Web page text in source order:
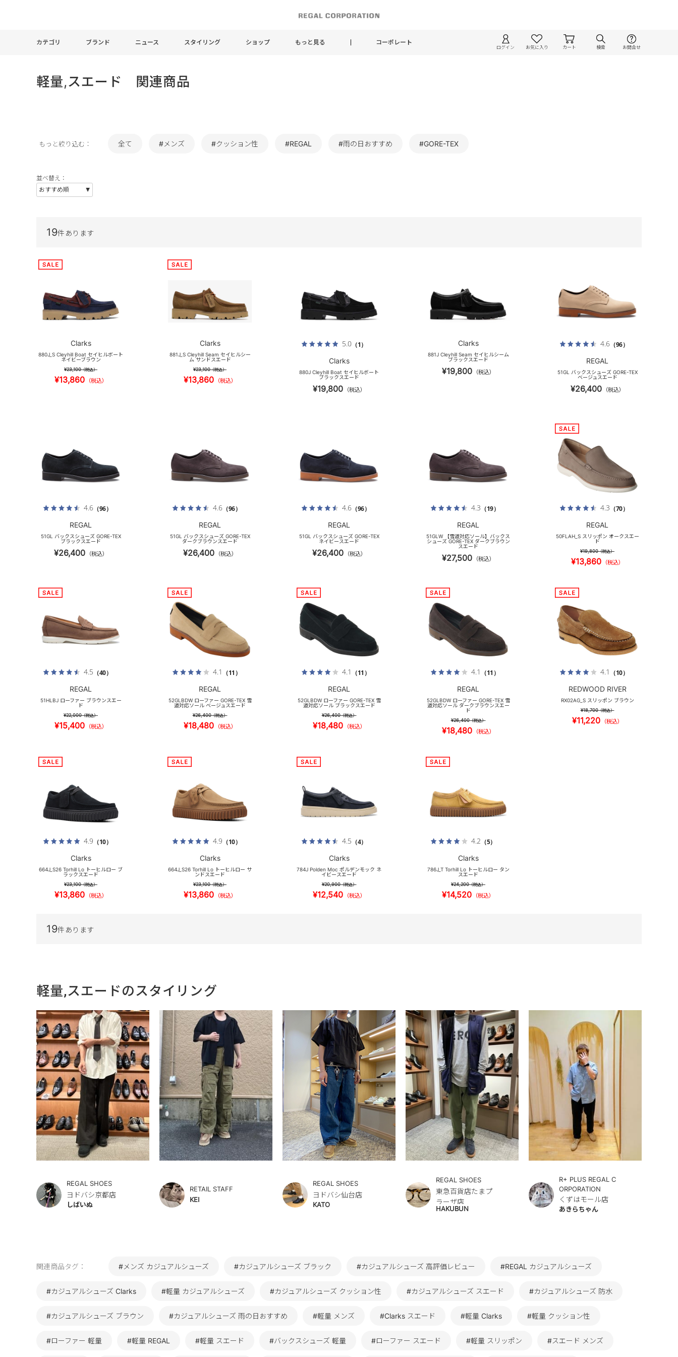
カテゴリ ブランド ニュース スタイリング ショップ もっと見る コーポレート
ログイン お気に入り カート 検索 お問合せ
軽量,スエード 関連商品
もっと絞り込む： 全て #メンズ #クッション性 #REGAL #雨の日おすすめ #GORE-TEX
並べ替え：
19件あります
Clarks
880J_S Cleyhill Boat セイヒルボート
ネイビーブラウン
¥23,100（税込）
¥13,860 （税込）
Clarks
881J_S Cleyhill Seam セイヒルシー
ム サンドスエード
¥23,100（税込）
¥13,860 （税込）
5.0（1）
Clarks
880J Cleyhill Boat セイヒルボート
ブラックスエード
¥19,800 （税込）
Clarks
881J Cleyhill Seam セイヒルシーム
ブラックスエード
¥19,800 （税込）
4.6（96）
REGAL
51GL バックスシューズ GORE-TEX
ベージュスエード
¥26,400 （税込）
4.6（96）
REGAL
51GL バックスシューズ GORE-TEX
ブラックスエード
¥26,400 （税込）
4.6（96）
REGAL
51GL バックスシューズ GORE-TEX
ダークブラウンスエード
¥26,400 （税込）
4.6（96）
REGAL
51GL バックスシューズ GORE-TEX
ネイビースエード
¥26,400 （税込）
4.3 （19）
REGAL
51GLW 【雪道対応ソール】バックス
シューズ GORE-TEX ダークブラウン
スエード
¥27,500 （税込）
4.3 （70）
REGAL
50FLAH_S スリッポン オークスエー
ド
¥19,800（税込）
¥13,860 （税込）
4.5 （40）
REGAL
51HLBJ ローファー ブラウンスエー
ド
¥22,000（税込）
¥15,400 （税込）
4.1 （11）
REGAL
52GLBDW ローファー GORE-TEX 雪
道対応ソール ベージュスエード
¥26,400（税込）
¥18,480 （税込）
4.1 （11）
REGAL
52GLBDW ローファー GORE-TEX 雪
道対応ソール ブラックスエード
¥26,400（税込）
¥18,480 （税込）
4.1 （11）
REGAL
52GLBDW ローファー GORE-TEX 雪
道対応ソール ダークブラウンスエー
ド
¥26,400（税込）
¥18,480 （税込）
4.1 （10）
REDWOOD RIVER
RX02AG_S スリッポン ブラウン
¥18,700（税込）
¥11,220 （税込）
4.9 （10）
Clarks
664J_S26 Torhill Lo トーヒルロー ブ
ラックスエード
¥23,100（税込）
¥13,860 （税込）
4.9 （10）
Clarks
664J_S26 Torhill Lo トーヒルロー サ
ンドスエード
¥23,100（税込）
¥13,860 （税込）
4.5 （4）
Clarks
784J Polden Moc ポルデンモック ネ
イビースエード
¥20,900（税込）
¥12,540 （税込）
4.2 （5）
Clarks
786J_T Torhill Lo トーヒルロー タン
スエード
¥24,200（税込）
¥14,520 （税込）
19件あります
軽量,スエードのスタイリング
REGAL SHOES
ヨドバシ京都店
しばいぬ
RETAIL STAFF
KEI
REGAL SHOES
ヨドバシ仙台店
KATO
REGAL SHOES
東急百貨店たまプ
ラーザ店
HAKUBUN
R+ PLUS REGAL C
ORPORATION
くずはモール店
あきらちゃん
関連商品タグ： #メンズ カジュアルシューズ #カジュアルシューズ ブラック #カジュアルシューズ 高評価レビュー #REGAL カジュアルシューズ
#カジュアルシューズ Clarks #軽量 カジュアルシューズ #カジュアルシューズ クッション性 #カジュアルシューズ スエード #カジュアルシューズ 防水
#カジュアルシューズ ブラウン #カジュアルシューズ 雨の日おすすめ #軽量 メンズ #Clarks スエード #軽量 Clarks #軽量 クッション性
#ローファー 軽量 #軽量 REGAL #軽量 スエード #バックスシューズ 軽量 #ローファー スエード #軽量 スリッポン #スエード メンズ